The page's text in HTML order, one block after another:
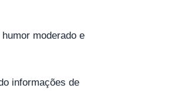
moderado e
informações de